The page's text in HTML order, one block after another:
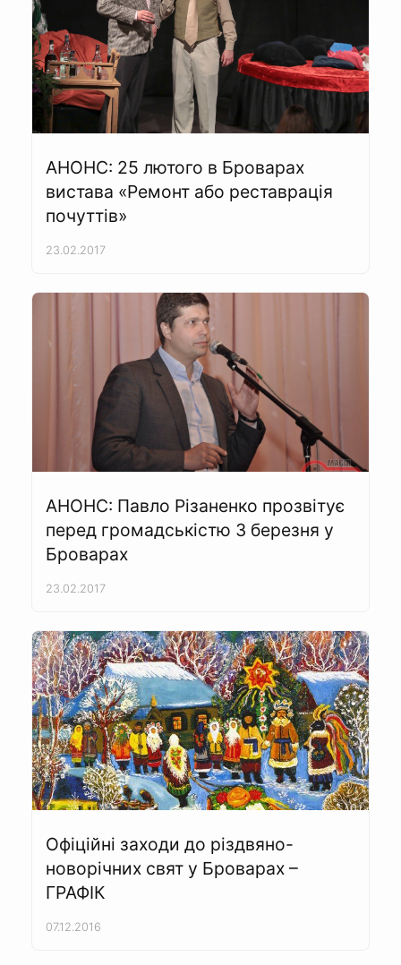
АНОНС: 25 лютого в Броварах
вистава «Ремонт або реставрація
почуттів»
23.02.2017
АНОНС: Павло Різаненко прозвітує
перед громадськістю 3 березня у
Броварах
23.02.2017
Офіційні заходи до різдвяно-
новорічних свят у Броварах –
ГРАФІК
07.12.2016